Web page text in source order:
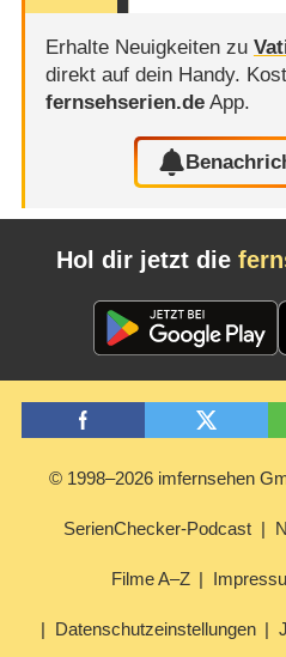
Erhalte Neuigkeiten zu
direkt auf dein Handy.
fernsehserien.deApp.
Hol dir jetzt die
© 1998–2026 imfernsehen
SerienChecker-Podcast
Filme A–Z
Datenschutzeinstellungen